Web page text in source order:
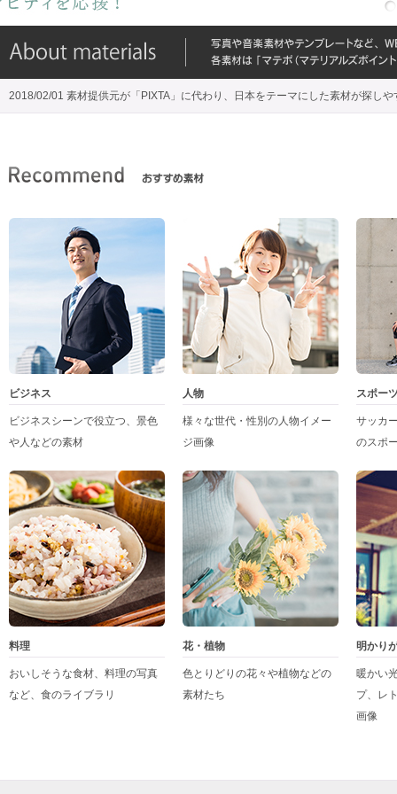
2018/02/01 素材提供元が「PIXTA」に代わり、日本をテーマにした素材が探しや
ビジネス
ビジネスシーンで役立つ、景色
や人などの素材
人物
様々な世代・性別の人物イメー
ジ画像
スポー
サッカ
のスポ
料理
おいしそうな食材、料理の写真
など、食のライブラリ
花・植物
色とりどりの花々や植物などの
素材たち
明かり
暖かい
プ、レ
画像